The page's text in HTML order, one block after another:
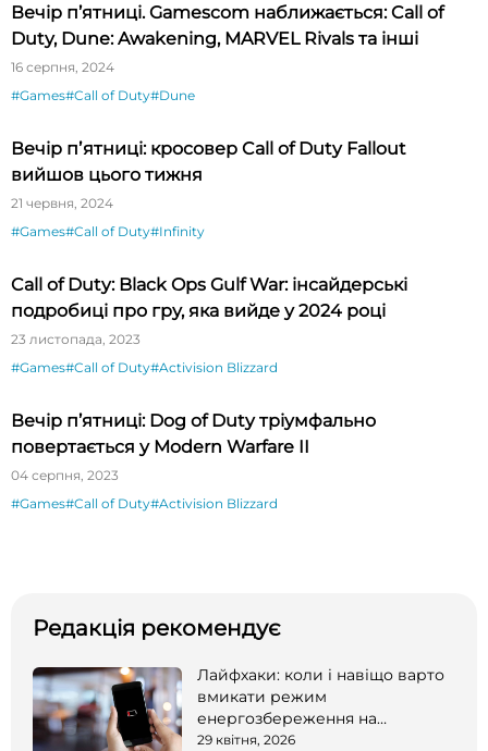
Вечір п’ятниці. Gamescom наближається: Call of
Duty, Dune: Awakening, MARVEL Rivals та інші
16 серпня, 2024
#Games#Call of Duty#Dune
Вечір пʼятниці: кросовер Call of Duty Fallout
вийшов цього тижня
21 червня, 2024
#Games#Call of Duty#Infinity
Call of Duty: Black Ops Gulf War: інсайдерські
подробиці про гру, яка вийде у 2024 році
23 листопада, 2023
#Games#Call of Duty#Activision Blizzard
Вечір п’ятниці: Dog of Duty тріумфально
повертається у Modern Warfare II
04 серпня, 2023
#Games#Call of Duty#Activision Blizzard
Редакція рекомендує
Лайфхаки: коли і навіщо варто
вмикати режим
енергозбереження на
смартфоні
29 квітня, 2026